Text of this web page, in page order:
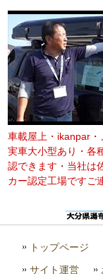
車載屋上・ikanpar
実車大小型あり・各
認できます・当社は
カー認定工場ですご
トップページ
サイト運営